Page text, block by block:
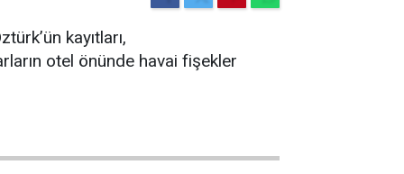
kayıtları,
otel önünde havai fişekler